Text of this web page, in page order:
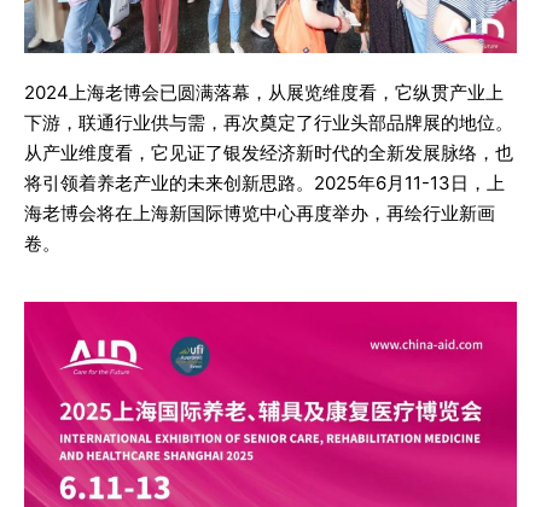
2024上海老博会已圆满落幕，从展览维度看，它纵贯产业上
下游，联通行业供与需，再次奠定了行业头部品牌展的地位。
从产业维度看，它见证了银发经济新时代的全新发展脉络，也
将引领着养老产业的未来创新思路。2025年6月11-13日，上
海老博会将在上海新国际博览中心再度举办，再绘行业新画
卷。